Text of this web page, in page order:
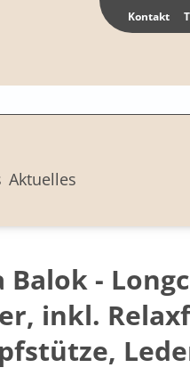
Kontakt
Aktuelles
Balok -
inkl.